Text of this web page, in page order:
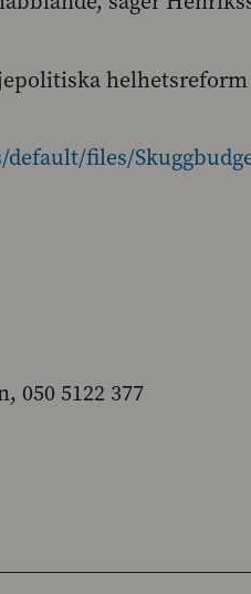
files/
050 5122 377